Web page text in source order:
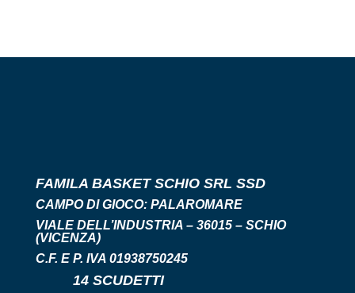
FAMILA BASKET SCHIO SRL SSD
CAMPO DI GIOCO: PALAROMARE
VIALE DELL’INDUSTRIA – 36015 – SCHIO
(VICENZA)
C.F. E P. IVA 01938750245
14 SCUDETTI